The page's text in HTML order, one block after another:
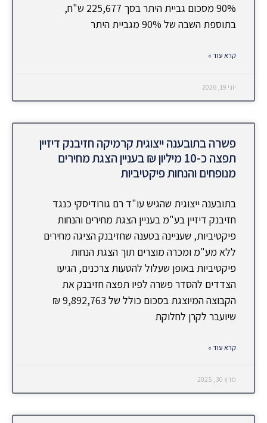
90% מסכום גביית היתר בסך 225,677 ש"ח,
בתוספת השבה של 90% מגביית היתר
קרא עוד »
יוני 19, 2026
פשרה בתובענה ייצוגית קרמיקה חזיבנק דיזיין
תפצה כ-10 מיליון ₪ בעניין הצגת מחירים
מנופחים והנחות פיקטיביות
בתובענה ייצוגית שהגיש עו"ד רם גורודיסקי כנגד
חזיבנק דיזיין בע"מ בעניין הצגת מחירים והנחות
פיקטיביות, שעניינה בטענה שחזיבנק הציגה מחירים
ללא מע"מ ומכרה מוצרים תוך הצגת הנחות
פיקטיביות באופן שעלול להטעות צרכנים, הגיעו
הצדדים להסדר פשרה לפיו תפצה חזיבנק את
הקבוצה המיוצגת בסכום כולל של 9,892,763 ₪
שיועבר לקרן לחלוקת
קרא עוד »
מרץ 30, 2025